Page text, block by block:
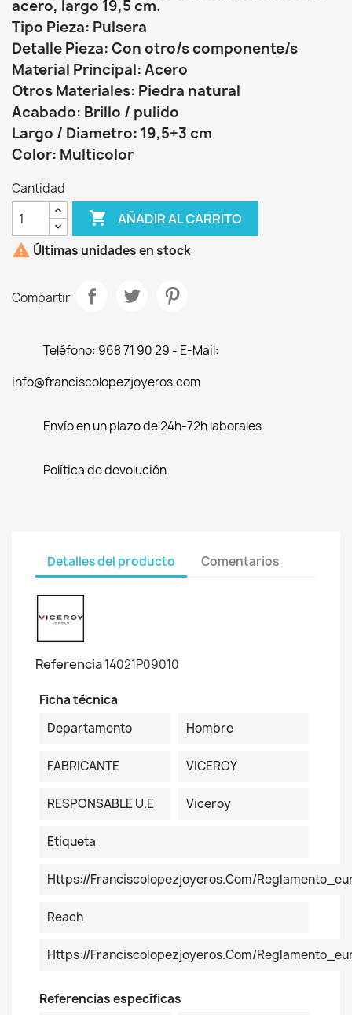
acero, largo 19,5 cm.
Tipo Pieza: Pulsera
Detalle Pieza: Con otro/s componente/s
Material Principal: Acero
Otros Materiales: Piedra natural
Acabado: Brillo / pulido
Largo / Diametro: 19,5+3 cm
Color: Multicolor
Cantidad
 AÑADIR AL CARRITO
 Últimas unidades en stock
Compartir
Teléfono: 968 71 90 29 - E-Mail:
info@franciscolopezjoyeros.com
Envío en un plazo de 24h-72h laborales
Política de devolución
Detalles del producto Comentarios
Referencia14021P09010
Ficha técnica
Departamento
Hombre
FABRICANTE VICEROY
RESPONSABLE U.E Viceroy
Etiqueta
Https://franciscolopezjoyeros.com/
Reach
Https://franciscolopezjoyeros.com/
Referencias específicas